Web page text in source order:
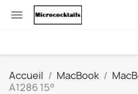

Accueil MacBook
A1286 15°